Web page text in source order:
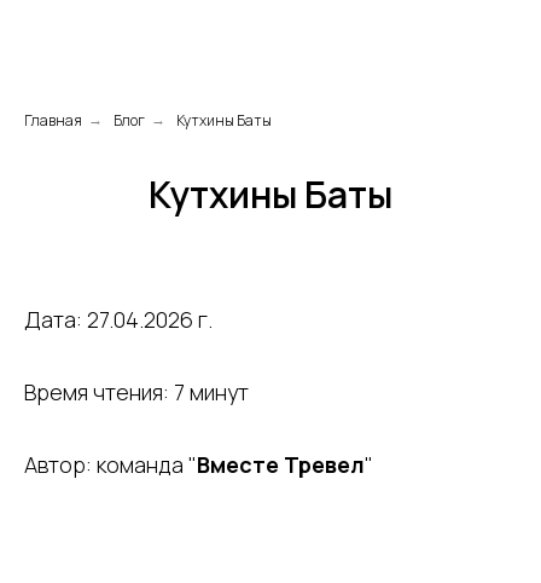
Главная → Блог → Кутхины Баты
Кутхины Баты
Дата: 27.04.2026 г.
Время чтения: 7 минут
Автор: команда "Вместе Тревел"